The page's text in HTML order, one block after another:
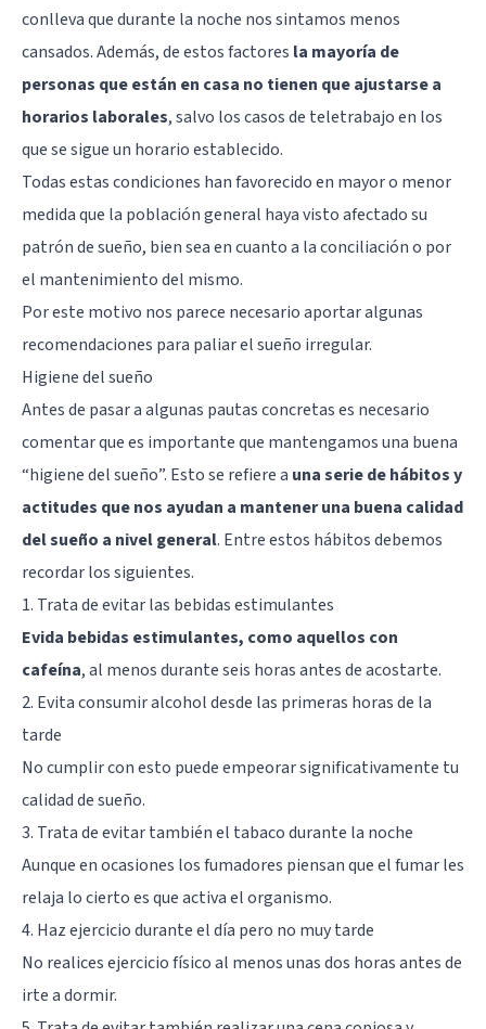
conlleva que durante la noche nos sintamos menos
cansados. Además, de estos factores la mayoría de
personas que están en casa no tienen que ajustarse a
horarios laborales, salvo los casos de teletrabajo en los
que se sigue un horario establecido.
Todas estas condiciones han favorecido en mayor o menor
medida que la población general haya visto afectado su
patrón de sueño, bien sea en cuanto a la conciliación o por
el mantenimiento del mismo.
Por este motivo nos parece necesario aportar algunas
recomendaciones para paliar el sueño irregular.
Higiene del sueño
Antes de pasar a algunas pautas concretas es necesario
comentar que es importante que mantengamos una buena
“higiene del sueño”. Esto se refiere a una serie de hábitos y
actitudes que nos ayudan a mantener una buena calidad
del sueño a nivel general. Entre estos hábitos debemos
recordar los siguientes.
1. Trata de evitar las bebidas estimulantes
Evida bebidas estimulantes, como aquellos con
cafeína, al menos durante seis horas antes de acostarte.
2. Evita consumir alcohol desde las primeras horas de la
tarde
No cumplir con esto puede empeorar significativamente tu
calidad de sueño.
3. Trata de evitar también el tabaco durante la noche
Aunque en ocasiones los fumadores piensan que el fumar les
relaja lo cierto es que activa el organismo.
4. Haz ejercicio durante el día pero no muy tarde
No realices ejercicio físico al menos unas dos horas antes de
irte a dormir.